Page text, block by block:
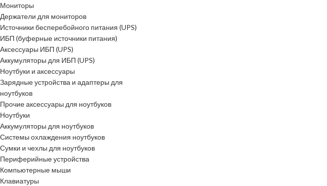
Мониторы
Держатели для мониторов
Источники бесперебойного питания (UPS)
ИБП (буферные источники питания)
Аксессуары ИБП (UPS)
Аккумуляторы для ИБП (UPS)
Ноутбуки и аксессуары
Зарядные устройства и адаптеры для
ноутбуков
Прочие аксессуары для ноутбуков
Ноутбуки
Аккумуляторы для ноутбуков
Системы охлаждения ноутбуков
Сумки и чехлы для ноутбуков
Периферийные устройства
Компьютерные мыши
Клавиатуры